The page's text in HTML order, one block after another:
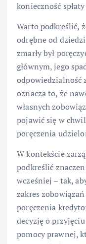
konieczność
Warto podkreślić,
odrębne od
zmarły był
głównym, jego
odpowiedzialność
oznacza to, że
własnych
pojawić się w
poręczenia
W kontekście
podkreślić
wcześniej – tak,
zakres
poręczenia
decyzję o
pomocy prawnej,